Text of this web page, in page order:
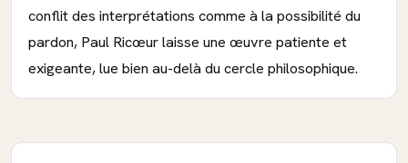
conflit des interprétations comme à la possibilité du
pardon, Paul Ricœur laisse une œuvre patiente et
exigeante, lue bien au-delà du cercle philosophique.